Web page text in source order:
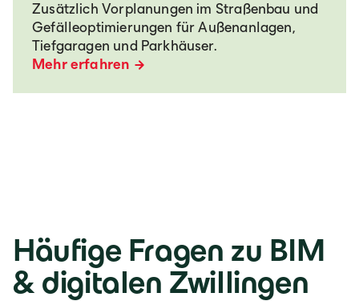
Zusätzlich Vorplanungen im Straßenbau und
Gefälleoptimierungen für Außenanlagen,
Tiefgaragen und Parkhäuser.
Mehr erfahren
Häufige Fragen zu BIM
& digitalen Zwillingen